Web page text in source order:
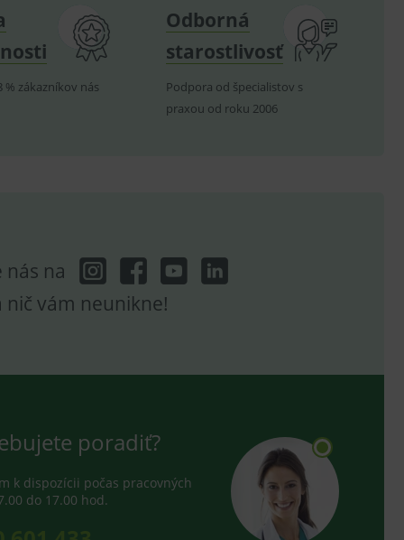
% zákazníkov nás
Odborná
starostlivosť
Podpora od špecialistov s
praxou od roku 2006
nás na
nič vám neunikne!
poradiť?
k dispozícii počas pracovných
do 17.00 hod.
k zapamatování
aby banner cookie
analytics.
zobrazení
cookies a
předvoleb pro
webu používá